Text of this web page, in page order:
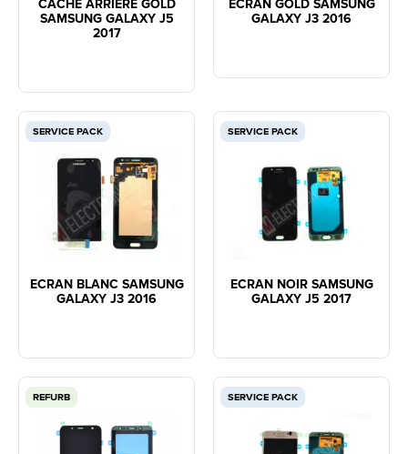
CACHE ARRIERE GOLD
SAMSUNG GALAXY J5
2017
ECRAN GOLD SAMSUNG
GALAXY J3 2016
SERVICE PACK
ECRAN BLANC SAMSUNG
GALAXY J3 2016
SERVICE PACK
ECRAN NOIR SAMSUNG
GALAXY J5 2017
REFURB SERVICE PACK